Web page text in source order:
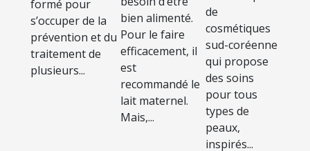
formé pour
s’occuper de la
prévention et du
traitement de
plusieurs...
bien alimenté.
Pour le faire
efficacement, il
est
recommandé le
lait maternel.
Mais,...
de
cosmétiques
sud-coréenne
qui propose
des soins
pour tous
types de
peaux,
inspirés...